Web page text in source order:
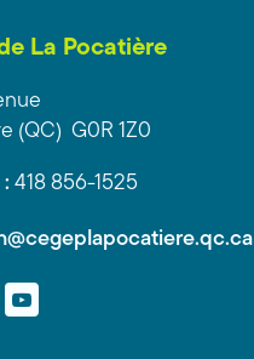
La Pocatière
(QC) G0R 1Z0
418 856-1525
YouTube